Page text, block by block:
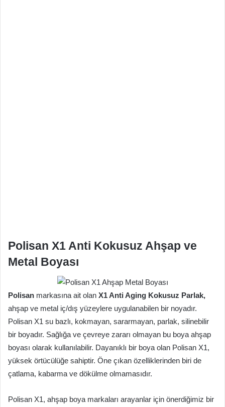
Polisan X1 Anti Kokusuz Ahşap ve
Metal Boyası
Polisan markasına ait olan X1 Anti Aging Kokusuz Parlak,
ahşap ve metal iç/dış yüzeylere uygulanabilen bir noyadır.
Polisan X1 su bazlı, kokmayan, sararmayan, parlak, silinebilir
bir boyadır. Sağlığa ve çevreye zararı olmayan bu boya ahşap
boyası olarak kullanılabilir. Dayanıklı bir boya olan Polisan X1,
yüksek örtücülüğe sahiptir. Öne çıkan özelliklerinden biri de
çatlama, kabarma ve dökülme olmamasıdır.
Polisan X1, ahşap boya markaları arayanlar için önerdiğimiz bir